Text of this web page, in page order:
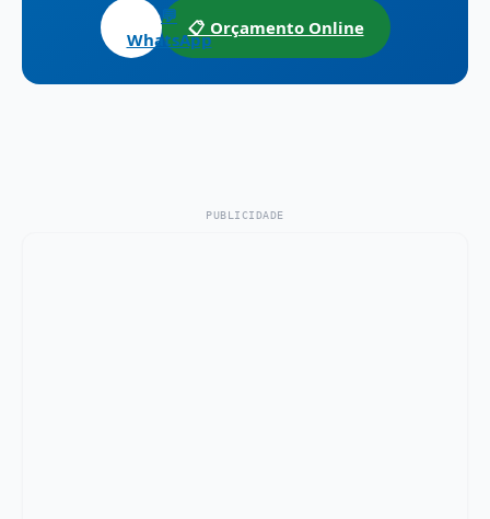
💬
WhatsApp
📋 Orçamento Online
PUBLICIDADE